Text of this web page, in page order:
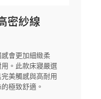
密紗線
會更加細緻柔
。此款床寢嚴選
美觸感與高耐用
極致舒適。